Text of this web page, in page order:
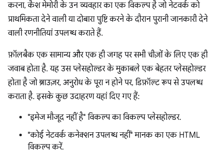
करना, कैश मेमोरी के उन व्यवहार का एक विकल्प है जो नेटवर्क को
प्राथमिकता देने वाली या दोबारा पुष्टि करने के दौरान पुरानी जानकारी देने
वाली रणनीतियां उपलब्ध कराते हैं.
फ़ॉलबैक एक सामान्य और एक ही जगह पर सभी चीज़ों के लिए एक ही
जवाब होता है. यह उस प्लेसहोल्डर के मुकाबले एक बेहतर प्लेसहोल्डर
होता है जो ब्राउज़र, अनुरोध के पूरा न होने पर, डिफ़ॉल्ट रूप से उपलब्ध
कराता है. इसके कुछ उदाहरण यहां दिए गए हैं:
"इमेज मौजूद नहीं है" विकल्प का विकल्प प्लेसहोल्डर.
"कोई नेटवर्क कनेक्शन उपलब्ध नहीं" मानक का एक HTML
विकल्प करें.